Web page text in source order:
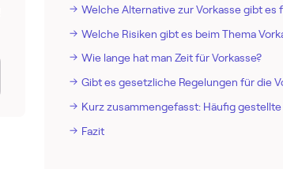
Welche Alternative zur Vorkasse gibt es
Welche Risiken gibt es beim Thema
Wie lange hat man Zeit für Vorkasse?
Gibt es gesetzliche Regelungen für die
Kurz zusammengefasst: Häufig
Fazit